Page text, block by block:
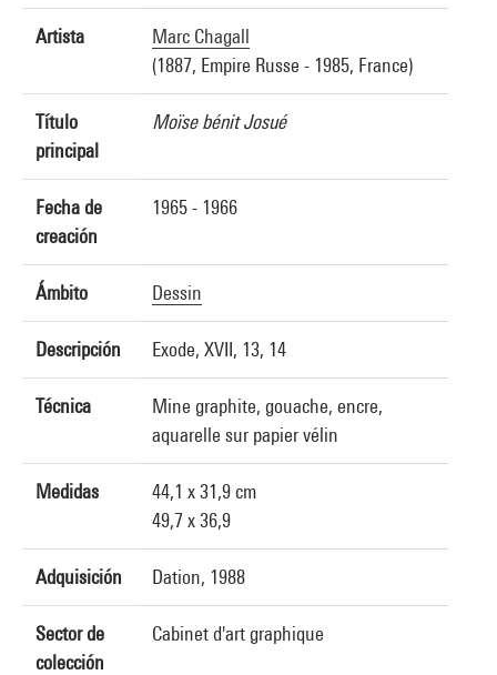
Artista
Marc Chagall
(1887, Empire Russe - 1985, France)
Título
principal
Moïse bénit Josué
Fecha de
creación
1965 - 1966
Ámbito Dessin
Descripción Exode, XVII, 13, 14
Técnica
Mine graphite, gouache, encre,
aquarelle sur papier vélin
Medidas
44,1 x 31,9 cm
49,7 x 36,9
Adquisición Dation, 1988
Sector de
colección
Cabinet d'art graphique